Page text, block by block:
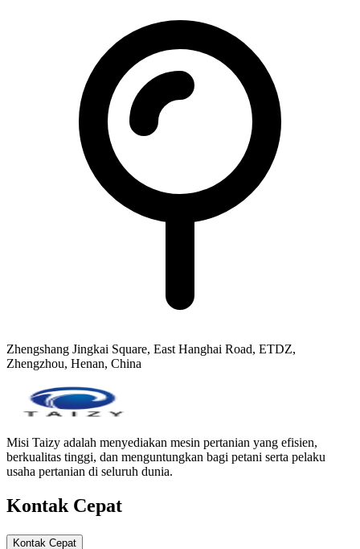
Zhengshang Jingkai Square, East Hanghai Road, ETDZ,
Zhengzhou, Henan, China
Misi Taizy adalah menyediakan mesin pertanian yang efisien,
berkualitas tinggi, dan menguntungkan bagi petani serta pelaku
usaha pertanian di seluruh dunia.
Kontak Cepat
Kontak Cepat